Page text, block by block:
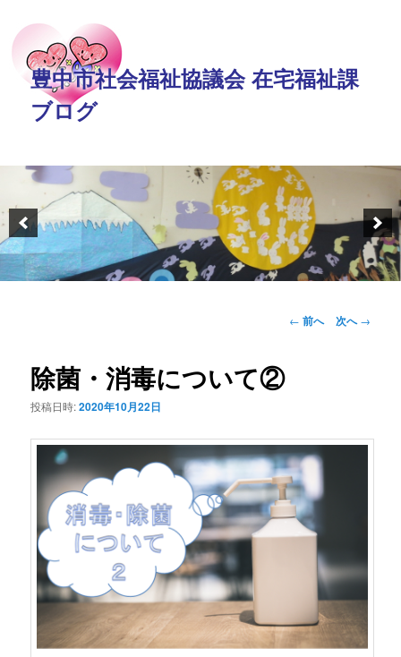
豊中市社会福祉協議会 在宅福祉課
ブログ
投稿ナビゲーション
← 前へ 次へ→
除菌・消毒について②
投稿日時:2020年10月22日